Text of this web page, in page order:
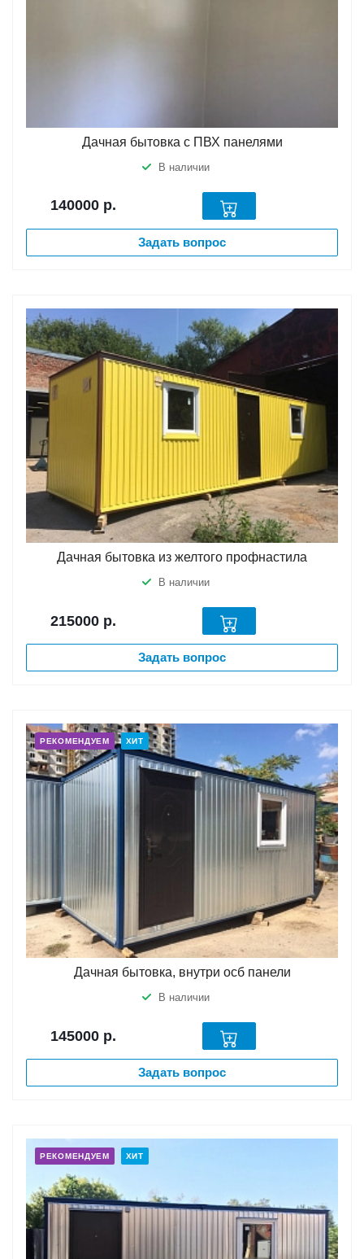
Дачная бытовка с ПВХ панелями
В наличии
140000 р.
Задать вопрос
Дачная бытовка из желтого профнастила
В наличии
215000 р.
Задать вопрос
РЕКОМЕНДУЕМ ХИТ
Дачная бытовка, внутри осб панели
В наличии
145000 р.
Задать вопрос
РЕКОМЕНДУЕМ ХИТ